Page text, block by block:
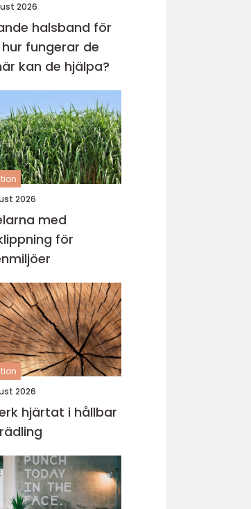
2026
halsband för
kan de hjälpa?
2026
med
för
2026
hållbar